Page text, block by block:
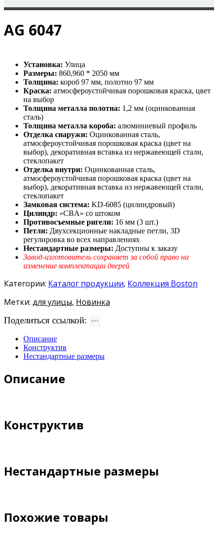
AG 6047
Установка: Улица
Размеры: 860,960 * 2050 мм
Толщина: короб 97 мм, полотно 97 мм
Краска: атмосфероустойчивая порошковая краска, цвет
на выбор
Толщина металла полотна: 1,2 мм (оцинкованная
сталь)
Толщина металла короба: алюминиевый профиль
Отделка снаружи: Оцинкованная сталь,
атмосфероустойчивая порошковая краска (цвет на
выбор), декоративная вставка из нержавеющей стали,
стеклопакет
Отделка внутри: Оцинкованная сталь,
атмосфероустойчивая порошковая краска (цвет на
выбор), декоративная вставка из нержавеющей стали,
стеклопакет
Замковая система: KD-6085 (цилиндровый)
Цилиндр: «CBA» со штоком
Противосъемные ригели: 16 мм (3 шт.)
Петли: Двухсекционные накладные петли, 3D
регулировка во всех направлениях
Нестандартные размеры: Доступны к заказу
Завод-изготовитель сохраняет за собой право на
изменение комплектации дверей
Категории: Каталог продукции, Коллекция Boston
Метки: для улицы, Новинка
Поделиться ссылкой:
Описание
Конструктив
Нестандартные размеры
Описание
Конструктив
Нестандартные размеры
Похожие товары